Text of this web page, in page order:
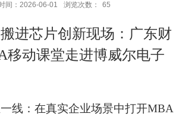
间：2026-06-01 浏览次数： 65
进芯片创新现场：广东财
移动课堂走进博威尔电子
线：在真实企业场景中打开MBA